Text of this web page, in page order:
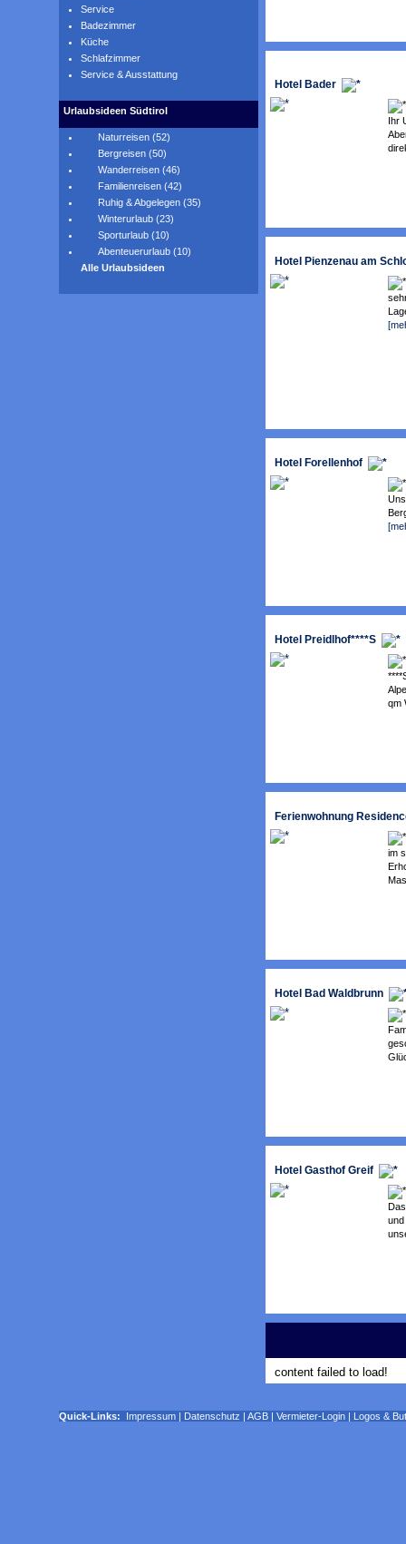
Service
Badezimmer
Küche
Schlafzimmer
Service & Ausstattung
Urlaubsideen Südtirol
Naturreisen (52)
Bergreisen (50)
Wanderreisen (46)
Familienreisen (42)
Ruhig & Abgelegen (35)
Winterurlaub (23)
Sporturlaub (10)
Abenteuerurlaub (10)
Alle Urlaubsideen
Hotel Bader
Ihr
Hotel Pienzenau am
Hotel Forellenhof
Hotel Preidlhof****S
qm
Ferienwohnung
im
Hotel Bad Waldbrunn
Hotel Gasthof Greif
content failed to load!
Quick-Links: Impressum | Datenschutz | AGB | Vermieter-Login | Logos &